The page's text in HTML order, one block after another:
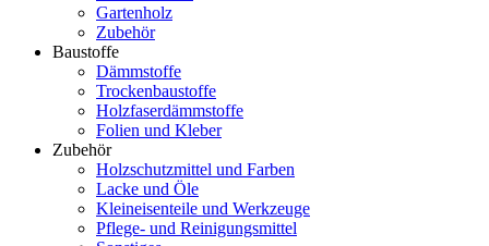
Gartenholz
Zubehör
Baustoffe
Dämmstoffe
Trockenbaustoffe
Holzfaserdämmstoffe
Folien und Kleber
Zubehör
Holzschutzmittel und Farben
Lacke und Öle
Kleineisenteile und Werkzeuge
Pflege- und Reinigungsmittel